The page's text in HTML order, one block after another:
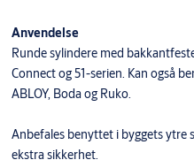
Anvendelse
Runde sylindere med
Connect og 51-serien. Kan også
ABLOY, Boda og Ruko.
Anbefales benyttet i byggets ytre
ekstra sikkerhet.